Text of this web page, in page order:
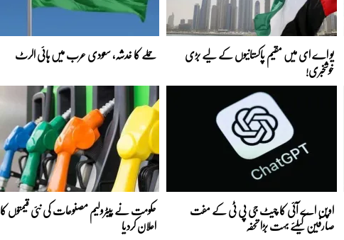
یو اے ای میں مقیم پاکستانیوں کے لیے بڑی
خوشخبری!
حملے کا خدشہ، سعودی عرب میں ہائی الرٹ
اوپن اے آئی کا چیٹ جی پی ٹی کے مفت
صارفین کیلئے بہت بڑا تحفہ
حکومت نے پیٹرولیم مصنوعات کی نئی قیمتوں کا
اعلان کردیا